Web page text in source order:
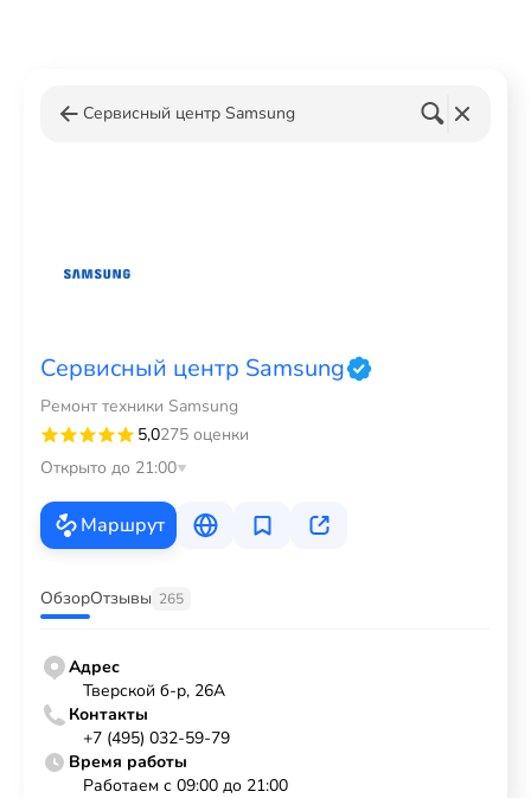
Сервисный центр Samsung
Сервисный центр Samsung
Ремонт техники Samsung
5,0275 оценки
Открыто до 21:00
Маршрут
ОбзорОтзывы 265
Адрес
Тверской б-р, 26А
Контакты
+7 (495) 032-59-79
Время работы
Работаем с 09:00 до 21:00